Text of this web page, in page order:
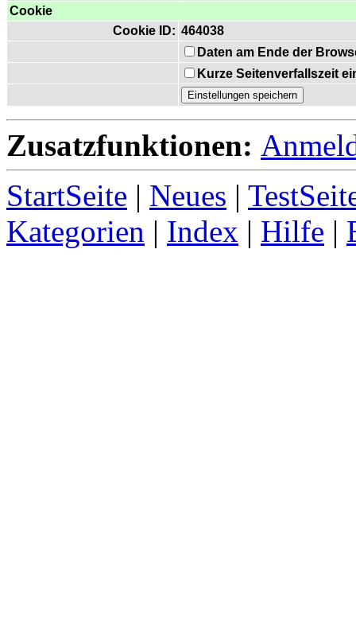
Cookie
Cookie ID: 464038
Daten am Ende der
Kurze Seitenverfallszeit
Zusatzfunktionen:
StartSeite | Neues |
Kategorien | Index | Hilfe |